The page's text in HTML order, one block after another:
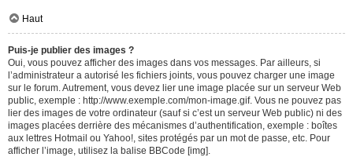
Haut
Puis-je publier des images ?
Oui, vous pouvez afficher des images dans vos messages. Par ailleurs, si
l’administrateur a autorisé les fichiers joints, vous pouvez charger une image
sur le forum. Autrement, vous devez lier une image placée sur un serveur Web
public, exemple : http://www.exemple.com/mon-image.gif. Vous ne pouvez pas
lier des images de votre ordinateur (sauf si c’est un serveur Web public) ni des
images placées derrière des mécanismes d’authentification, exemple : boîtes
aux lettres Hotmail ou Yahoo!, sites protégés par un mot de passe, etc. Pour
afficher l’image, utilisez la balise BBCode [img].